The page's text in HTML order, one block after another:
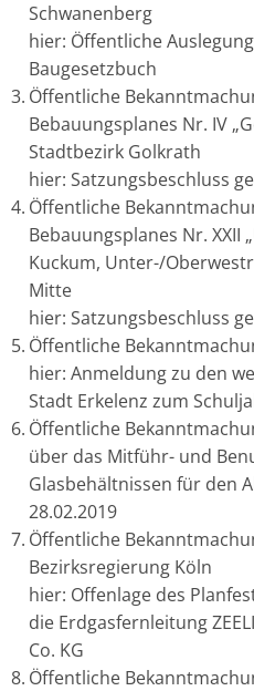
Schwanenberg
hier: Öffentliche
Baugesetzbuch
Öffentliche
Bebauungsplanes Nr. IV
Stadtbezirk Golkrath
hier: Satzungsbeschluss
Öffentliche
Bebauungsplanes Nr. XXII
Kuckum, Unter-/
Mitte
hier: Satzungsbeschluss
Öffentliche
hier: Anmeldung zu den
Stadt Erkelenz zum
Öffentliche
über das Mitführ- und
Glasbehältnissen für den
28.02.2019
Öffentliche
Bezirksregierung Köln
hier: Offenlage des
die Erdgasfernleitung
Co. KG
Öffentliche